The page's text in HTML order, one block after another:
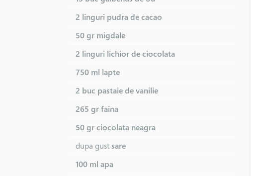
2 linguri pudra de cacao
50 gr migdale
2 linguri lichior de ciocolata
750 ml lapte
2 buc pastaie de vanilie
265 grfaina
50 grciocolata neagra
dupa gustsare
100 ml apa